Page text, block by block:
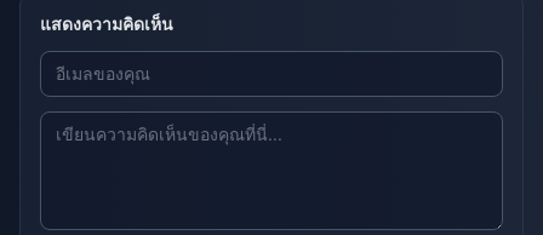
แสดงความคิดเห็น